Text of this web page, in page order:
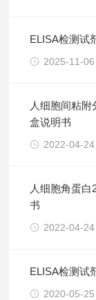
ELISA检测试
2025-11-06
人细胞间粘附
盒说明书
2022-04-24
人细胞角蛋白
书
2022-04-24
ELISA检测试
2020-05-25